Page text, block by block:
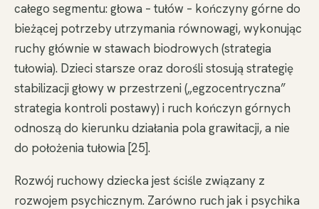
całego segmentu: głowa – tułów – kończyny górne do
bieżącej potrzeby utrzymania równowagi, wykonując
ruchy głównie w stawach biodrowych (strategia
tułowia). Dzieci starsze oraz dorośli stosują strategię
stabilizacji głowy w przestrzeni („egzocentryczna”
strategia kontroli postawy) i ruch kończyn górnych
odnoszą do kierunku działania pola grawitacji, a nie
do położenia tułowia [25].
Rozwój ruchowy dziecka jest ściśle związany z
rozwojem psychicznym. Zarówno ruch jak i psychika